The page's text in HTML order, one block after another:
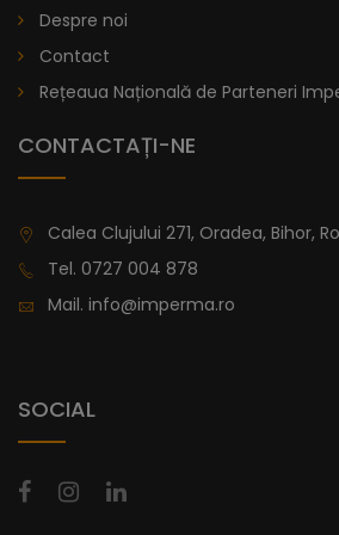
De la 996,47
Despre noi
Contact
Rețeaua Națională de Parteneri
CONTACTAȚI-NE
Calea Clujului 271, Oradea, Bihor,
Tel. 0727 004 878
Mail. info@imperma.ro
SOCIAL